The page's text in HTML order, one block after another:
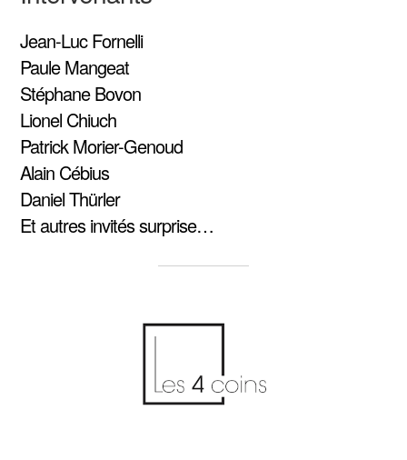
Jean-Luc Fornelli
Paule Mangeat
Stéphane Bovon
Lionel Chiuch
Patrick Morier-Genoud
Alain Cébius
Daniel Thürler
Et autres invités surprise…